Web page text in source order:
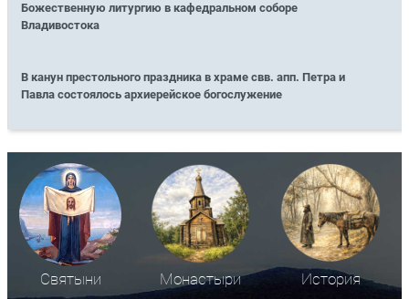
Божественную литургию в кафедральном соборе
Владивостока
В канун престольного праздника в храме свв. апп. Петра и
Павла состоялось архиерейское богослужение
Святыни Монастыри История